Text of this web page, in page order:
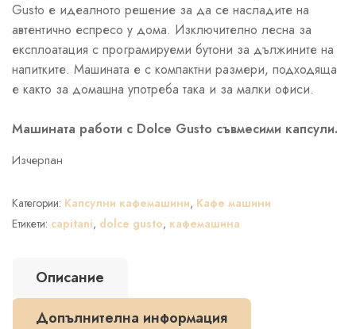
Gusto е идеалното решение за да се насладите на
автентично еспресо у дома. Изключително лесна за
експлоатация с програмируеми бутони за дължините на
напитките. Машината е с компактни размери, подходяща
е както за домашна употреба така и за малки офиси.
Машината работи с Dolce Gusto съвмесими капсули.
Изчерпан
Категории: Капсулни кафемашини, Кафе машини
Етикети: capitani, dolce gusto, кафемашина
Описание
Допълнителна информация